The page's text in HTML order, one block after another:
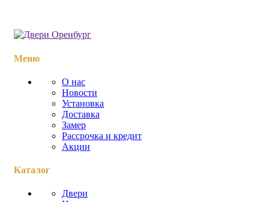
Меню
О нас
Новости
Установка
Доставка
Замер
Рассрочка и кредит
Акции
Каталог
Двери